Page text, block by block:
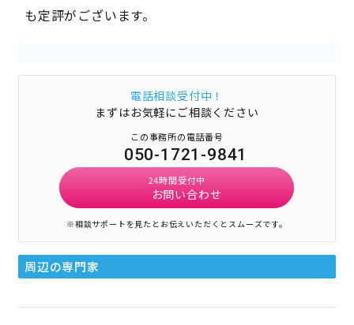
も定評がございます。
電話相談受付中！
まずはお気軽にご相談ください
この事務所の電話番号
050-1721-9841
24時間受付中
お問い合わせ
※相談サポートを見たとお伝えいただくとスムーズです。
周辺の専門家